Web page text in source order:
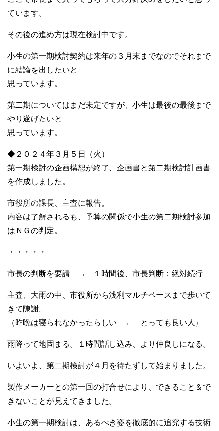
ています。
その後の進め方は現在検討中です。
小生の第一期検討契約は来年の３月末までなのでそれまで
に結論を出したいと
思っています。
第二期についてはまだ未定ですが、小生は最後の最後まで
やり遂げたいと
思っています。
◆２０２４年３月５日（火）
第一期検討の企画構想が終了、企画書と第二期検討計画書
を作成しました。
市役所の課長、主査に報告。
内容は了解されるも、予算の関係で小生の第二期検討参加
はＮＧの判定。
・・・・・
市長の判断を要請 → １時間後、市長判断：絶対続行
主査、大雨の中、市役所から浅利マルチベースまで歩いて
きて陳謝。
（昨晩は寝られなかったらしい ← とっても良い人）
雨降って地固まる。１時間話し込み、より仲良しになる。
いよいよ、第二期検討が４月を待たずして始まりました。
製作メーカーとの第一回の打合せにより、できること＆で
きないことが見えてきました。
小生の第一期検討は、あるべき姿を徹底的に追究する技術